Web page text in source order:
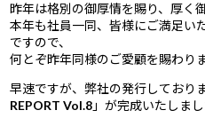
昨年は格別の御厚情を賜り、厚く
本年も社員一同、皆様にご満足い
ですので、
何とぞ昨年同様のご愛顧を賜わり
早速ですが、弊社の発行しており
REPORT Vol.8」が完成いたしま